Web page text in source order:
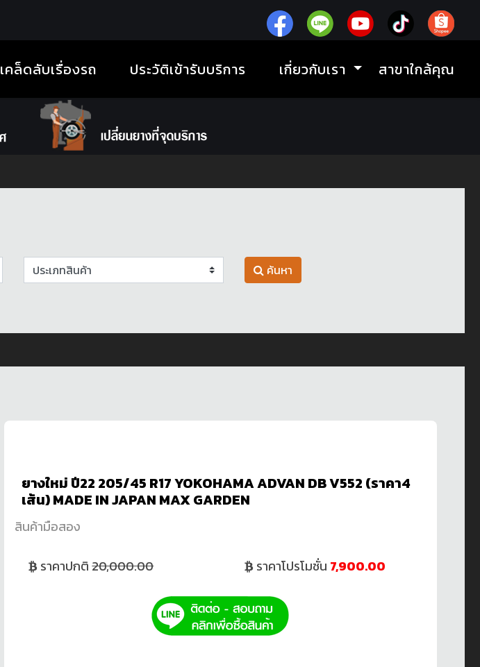
เคล็ดลับเรื่องรถ ประวัติเข้ารับบริการ เกี่ยวกับเรา สาขาใกล้คุณ
ค้นหา
ยางใหม่ ปี22 205/45 R17 YOKOHAMA ADVAN DB V552 (ราคา4
เส้น) MADE IN JAPAN MAX GARDEN
สินค้ามือสอง
ราคาปกติ20,000.00 ราคาโปรโมชั่น 7,900.00